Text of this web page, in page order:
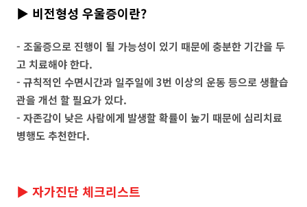
▶ 비전형성 우울증이란?
- 조울증으로 진행이 될 가능성이 있기 때문에 충분한 기간을 두
고 치료해야 한다.
- 규칙적인 수면시간과 일주일에 3번 이상의 운동 등으로 생활습
관을 개선 할 필요가 있다.
- 자존감이 낮은 사람에게 발생할 확률이 높기 때문에 심리치료
병행도 추천한다.
▶ 자가진단 체크리스트